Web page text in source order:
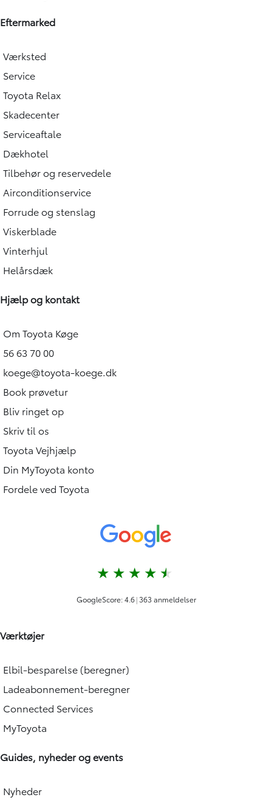
Eftermarked
Værksted
Service
Toyota Relax
Skadecenter
Serviceaftale
Dækhotel
Tilbehør og reservedele
Airconditionservice
Forrude og stenslag
Viskerblade
Vinterhjul
Helårsdæk
Hjælp og kontakt
Om Toyota Køge
56 63 70 00
koege@toyota-koege.dk
Book prøvetur
Bliv ringet op
Skriv til os
Toyota Vejhjælp
Din MyToyota konto
Fordele ved Toyota
Værktøjer
Elbil-besparelse (beregner)
Ladeabonnement-beregner
Connected Services
MyToyota
Guides, nyheder og events
Nyheder